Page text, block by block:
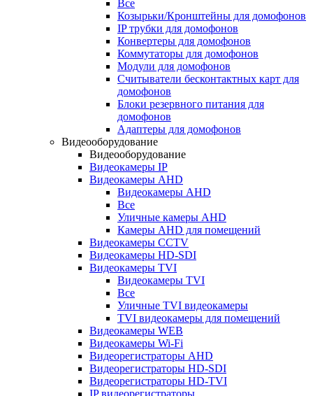
Все
Козырьки/Кронштейны для домофонов
IP трубки для домофонов
Конвертеры для домофонов
Коммутаторы для домофонов
Модули для домофонов
Считыватели бесконтактных карт для
домофонов
Блоки резервного питания для
домофонов
Адаптеры для домофонов
Видеооборудование
Видеооборудование
Видеокамеры IP
Видеокамеры AHD
Видеокамеры AHD
Все
Уличные камеры AHD
Камеры AHD для помещений
Видеокамеры CCTV
Видеокамеры HD-SDI
Видеокамеры TVI
Видеокамеры TVI
Все
Уличные TVI видеокамеры
TVI видеокамеры для помещений
Видеокамеры WEB
Видеокамеры Wi-Fi
Видеорегистраторы AHD
Видеорегистраторы HD-SDI
Видеорегистраторы HD-TVI
IP видеорегистраторы